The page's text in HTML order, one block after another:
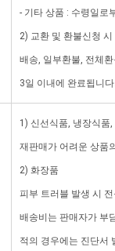
- 기타 상품 : 수령일로
2) 교환 및 환불신청
배송, 일부환불, 전체
3일 이내에 완료됩니
1) 신선식품, 냉장식품
재판매가 어려운 상품
2) 화장품
피부 트러블 발생 시
배송비는 판매자가 부
적의 경우에는 진단서